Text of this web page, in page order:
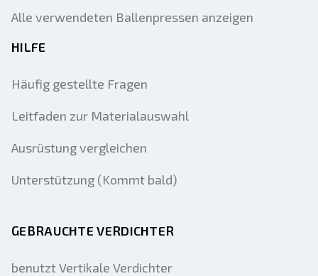
Alle verwendeten Ballenpressen anzeigen
HILFE
Häufig gestellte Fragen
Leitfaden zur Materialauswahl
Ausrüstung vergleichen
Unterstützung (Kommt bald)
GEBRAUCHTE VERDICHTER
benutzt Vertikale Verdichter